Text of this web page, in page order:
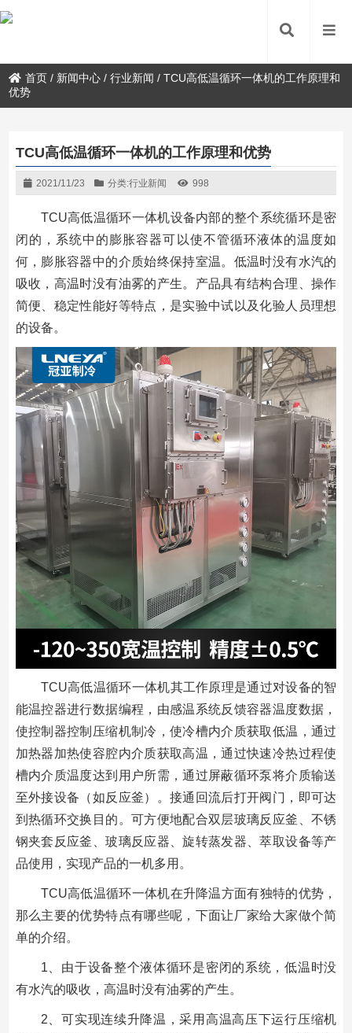
首页 / 新闻中心 /行业新闻 /TCU高低温循环一体机的工作原理和
优势
TCU高低温循环一体机的工作原理和优势
2021/11/23 分类:行业新闻 998
TCU高低温循环一体机设备内部的整个系统循环是密
闭的，系统中的膨胀容器可以使不管循环液体的温度如
何，膨胀容器中的介质始终保持室温。低温时没有水汽的
吸收，高温时没有油雾的产生。产品具有结构合理、操作
简便、稳定性能好等特点，是实验中试以及化验人员理想
的设备。
TCU高低温循环一体机其工作原理是通过对设备的智
能温控器进行数据编程，由感温系统反馈容器温度数据，
使控制器控制压缩机制冷，使冷槽内介质获取低温，通过
加热器加热使容腔内介质获取高温，通过快速冷热过程使
槽内介质温度达到用户所需，通过屏蔽循环泵将介质输送
至外接设备（如反应釜）。接通回流后打开阀门，即可达
到热循环交换目的。可方便地配合双层玻璃反应釜、不锈
钢夹套反应釜、玻璃反应器、旋转蒸发器、萃取设备等产
品使用，实现产品的一机多用。
TCU高低温循环一体机在升降温方面有独特的优势，
那么主要的优势特点有哪些呢，下面让厂家给大家做个简
单的介绍。
1、由于设备整个液体循环是密闭的系统，低温时没
有水汽的吸收，高温时没有油雾的产生。
2、可实现连续升降温，采用高温高压下运行压缩机